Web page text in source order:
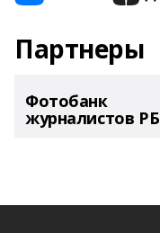
Партнеры
Фотобанк
журналистов РБ